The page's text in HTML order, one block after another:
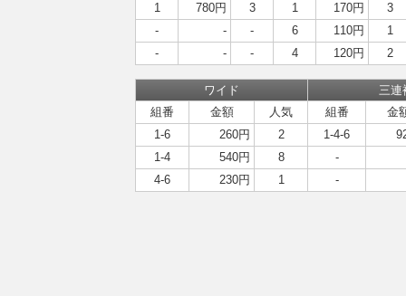
1
780円 3 1 170円
3
-
- - 6 110円
1
-
- - 4 120円 2
ワイド
三連
組番
金額 人気 組番
金
1-6
260円 2 1-4-6
1-4
540円 8
-
4-6
230円 1 -